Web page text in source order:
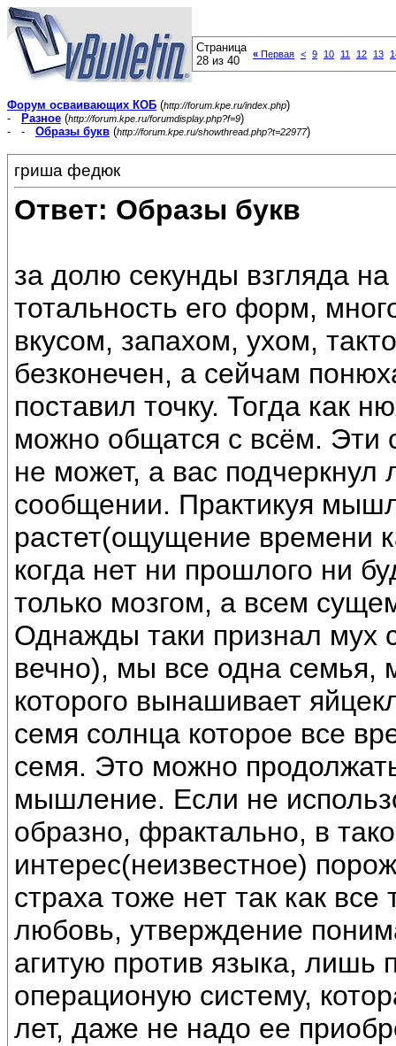
Страница
28 из 40
« Первая < 9 10 11 12 13
Форум осваивающих КОБ (http://forum.kpe.ru/index.php)
-
Разное (http://forum.kpe.ru/forumdisplay.php?f=9)
- - Образы букв (http://forum.kpe.ru/showthread.php?t=22977)
гриша федюк
Ответ: Образы букв
за долю секунды взгляда
тотальность его форм,
вкусом, запахом, ухом,
безконечен, а сейчам
поставил точку. Тогда как
можно общатся с всём. Эти
не может, а вас
сообщении. Практикуя
растет(ощущение времени
когда нет ни прошлого ни
только мозгом, а всем
Однажды таки признал мух
вечно), мы все одна семья,
которого вынашивает
семя солнца которое все
семя. Это можно
мышление. Если не
образно, фрактально, в
интерес(неизвестное)
страха тоже нет так как
любовь, утверждение
агитую против языка,
операционую систему,
лет, даже не надо ее